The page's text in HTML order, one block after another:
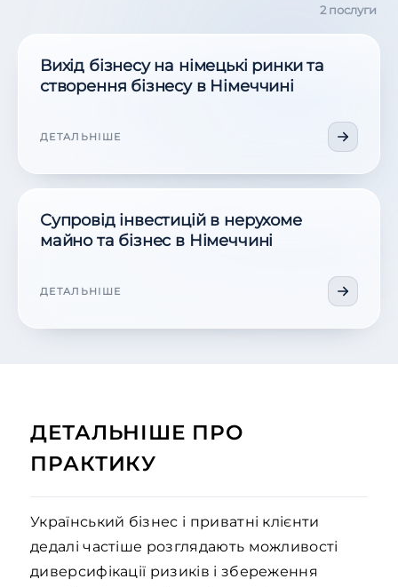
2 послуги
Вихід бізнесу на німецькі ринки та
створення бізнесу в Німеччині
ДЕТАЛЬНІШЕ
Супровід інвестицій в нерухоме
майно та бізнес в Німеччині
ДЕТАЛЬНІШЕ
ДЕТАЛЬНІШЕ ПРО
ПРАКТИКУ
Український бізнес і приватні клієнти
дедалі частіше розглядають можливості
диверсифікації ризиків і збереження